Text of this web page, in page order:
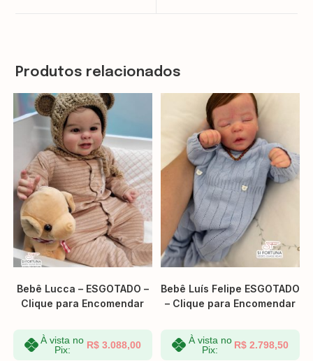
Produtos relacionados
Bebê Lucca – ESGOTADO –
Clique para Encomendar
À vista no
Pix:
R$3.088,00
Bebê Luís Felipe ESGOTADO
– Clique para Encomendar
À vista no
Pix:
R$ 2.798,50